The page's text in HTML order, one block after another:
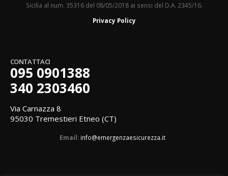
Sicilia al num. 35316 del 08/05/2018 ai sensi del D.A. 2345/16.
Privacy Policy
CONTATTACI
095 0901388
340 2303460
Via Carnazza 8
95030 Tremestieri Etneo (CT)
Email: info@emergenzaesicurezza.it